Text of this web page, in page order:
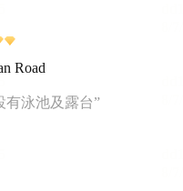
Road
有泳池及露台”